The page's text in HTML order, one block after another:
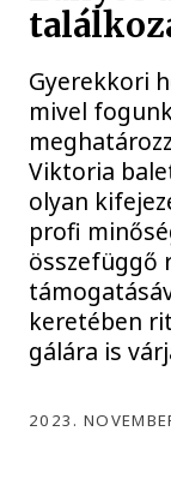
Gyerekkori
mivel
Viktoria
olyan
profi
összefüggő
keretében
gálára is
2023.